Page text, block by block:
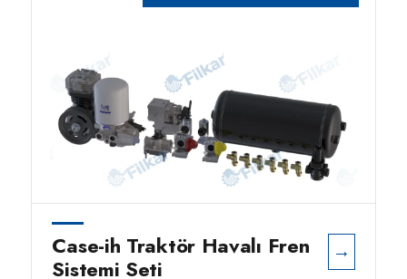
Case-ih Traktör Havalı Fren
Sistemi Seti
→